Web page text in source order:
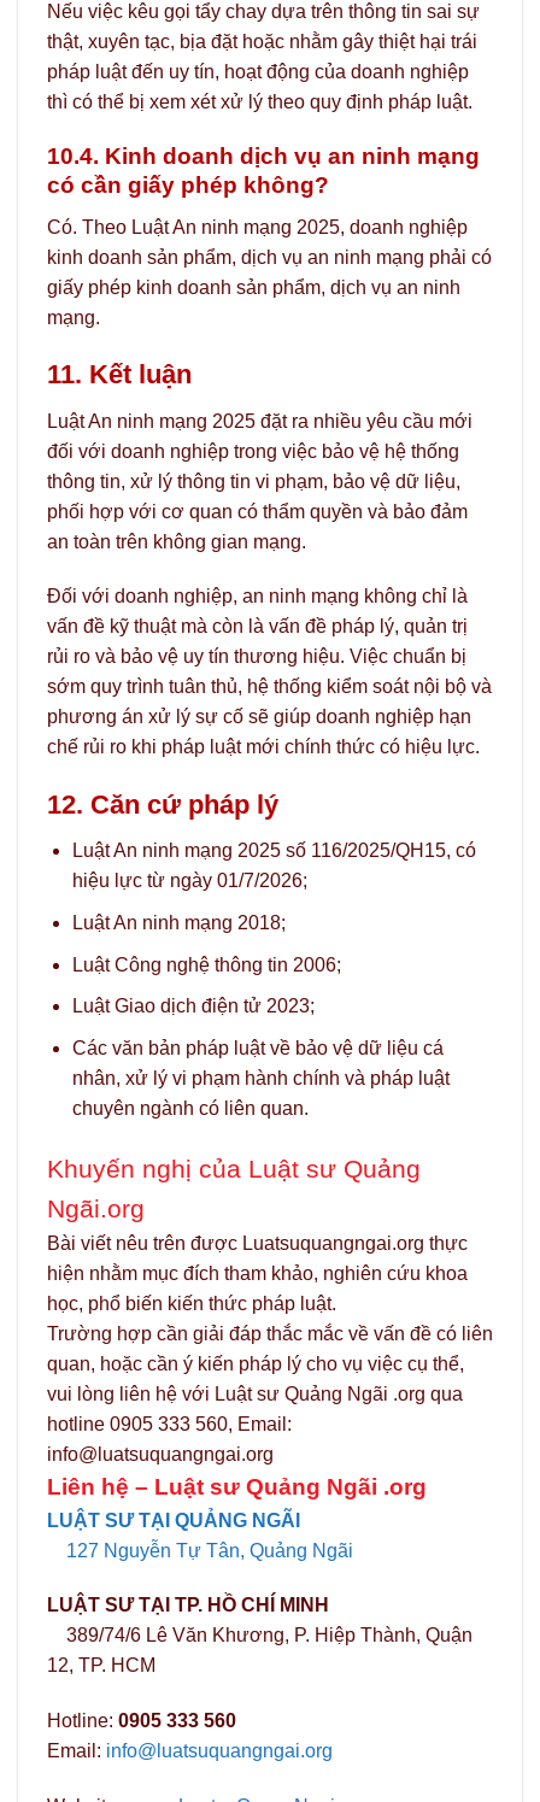
Nếu việc kêu gọi tẩy chay dựa trên thông tin sai sự
thật, xuyên tạc, bịa đặt hoặc nhằm gây thiệt hại trái
pháp luật đến uy tín, hoạt động của doanh nghiệp
thì có thể bị xem xét xử lý theo quy định pháp luật.
10.4. Kinh doanh dịch vụ an ninh mạng
có cần giấy phép không?
Có. Theo Luật An ninh mạng 2025, doanh nghiệp
kinh doanh sản phẩm, dịch vụ an ninh mạng phải có
giấy phép kinh doanh sản phẩm, dịch vụ an ninh
mạng.
11. Kết luận
Luật An ninh mạng 2025 đặt ra nhiều yêu cầu mới
đối với doanh nghiệp trong việc bảo vệ hệ thống
thông tin, xử lý thông tin vi phạm, bảo vệ dữ liệu,
phối hợp với cơ quan có thẩm quyền và bảo đảm
an toàn trên không gian mạng.
Đối với doanh nghiệp, an ninh mạng không chỉ là
vấn đề kỹ thuật mà còn là vấn đề pháp lý, quản trị
rủi ro và bảo vệ uy tín thương hiệu. Việc chuẩn bị
sớm quy trình tuân thủ, hệ thống kiểm soát nội bộ và
phương án xử lý sự cố sẽ giúp doanh nghiệp hạn
chế rủi ro khi pháp luật mới chính thức có hiệu lực.
12. Căn cứ pháp lý
Luật An ninh mạng 2025 số 116/2025/QH15, có
hiệu lực từ ngày 01/7/2026;
Luật An ninh mạng 2018;
Luật Công nghệ thông tin 2006;
Luật Giao dịch điện tử 2023;
Các văn bản pháp luật về bảo vệ dữ liệu cá
nhân, xử lý vi phạm hành chính và pháp luật
chuyên ngành có liên quan.
Khuyến nghị của Luật sư Quảng
Ngãi.org
Bài viết nêu trên được Luatsuquangngai.org thực
hiện nhằm mục đích tham khảo, nghiên cứu khoa
học, phổ biến kiến thức pháp luật.
Trường hợp cần giải đáp thắc mắc về vấn đề có liên
quan, hoặc cần ý kiến pháp lý cho vụ việc cụ thể,
vui lòng liên hệ với Luật sư Quảng Ngãi .org qua
hotline 0905 333 560, Email:
info@luatsuquangngai.org
Liên hệ – Luật sư Quảng Ngãi .org
LUẬT SƯ TẠI QUẢNG NGÃI
127 Nguyễn Tự Tân, Quảng Ngãi
LUẬT SƯ TẠI TP. HỒ CHÍ MINH
389/74/6 Lê Văn Khương, P. Hiệp Thành, Quận
12, TP. HCM
Hotline: 0905 333 560
Email: info@luatsuquangngai.org